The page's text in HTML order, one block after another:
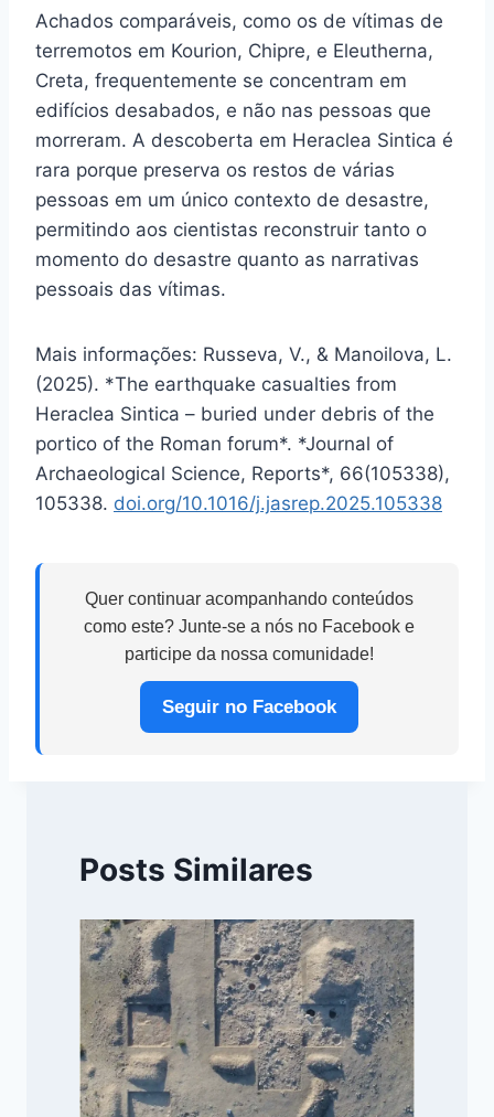
Achados comparáveis, como os de vítimas de
terremotos em Kourion, Chipre, e Eleutherna,
Creta, frequentemente se concentram em
edifícios desabados, e não nas pessoas que
morreram. A descoberta em Heraclea Sintica é
rara porque preserva os restos de várias
pessoas em um único contexto de desastre,
permitindo aos cientistas reconstruir tanto o
momento do desastre quanto as narrativas
pessoais das vítimas.
Mais informações: Russeva, V., & Manoilova, L.
(2025). *The earthquake casualties from
Heraclea Sintica – buried under debris of the
portico of the Roman forum*. *Journal of
Archaeological Science, Reports*, 66(105338),
105338. doi.org/10.1016/j.jasrep.2025.105338
Quer continuar acompanhando conteúdos
como este? Junte-se a nós no Facebook e
participe da nossa comunidade!
Seguir no Facebook
Posts Similares